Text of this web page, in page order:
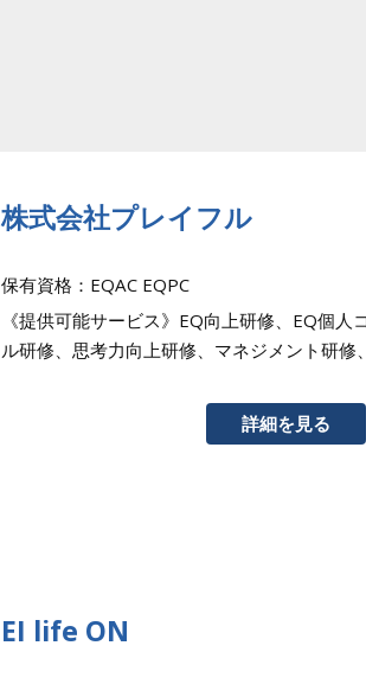
株式会社プレイフル
保有資格：EQAC EQPC
《提供可能サービス》EQ向上研修、EQ個
ル研修、思考力向上研修、マネジメント研
詳細を見る
EI life ON